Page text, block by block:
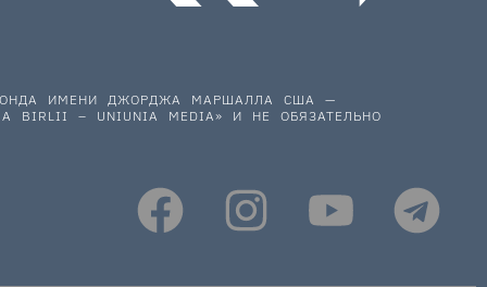
ФОНДА ИМЕНИ ДЖОРДЖА МАРШАЛЛА США —
BIRLII – UNIUNIA MEDIA» И НЕ ОБЯЗАТЕЛЬНО